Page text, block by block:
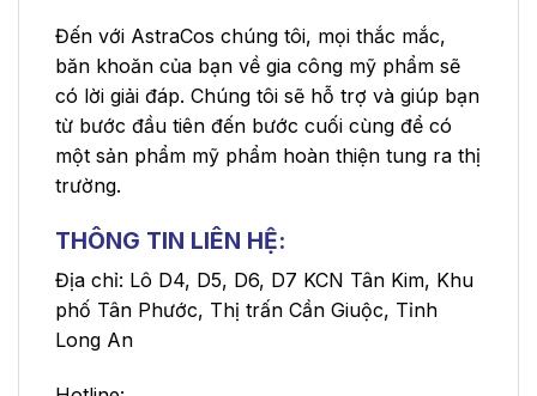
Đến với AstraCos chúng tôi, mọi thắc mắc,
băn khoăn của bạn về gia công mỹ phẩm sẽ
có lời giải đáp. Chúng tôi sẽ hỗ trợ và giúp bạn
từ bước đầu tiên đến bước cuối cùng để có
một sản phẩm mỹ phẩm hoàn thiện tung ra thị
trường.
THÔNG TIN LIÊN HỆ:
Địa chỉ: Lô D4, D5, D6, D7 KCN Tân Kim, Khu
phố Tân Phước, Thị trấn Cần Giuộc, Tỉnh
Long An